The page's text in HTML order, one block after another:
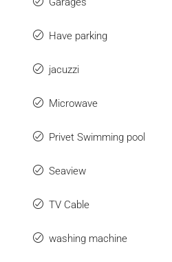
Have parking
jacuzzi
Microwave
Privet Swimming pool
Seaview
TV Cable
washing machine